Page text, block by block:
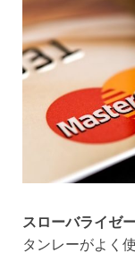
スローバライゼ
タンレーがよく